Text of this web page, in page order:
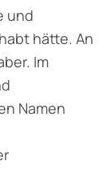
und
hätte. An
Im
Namen